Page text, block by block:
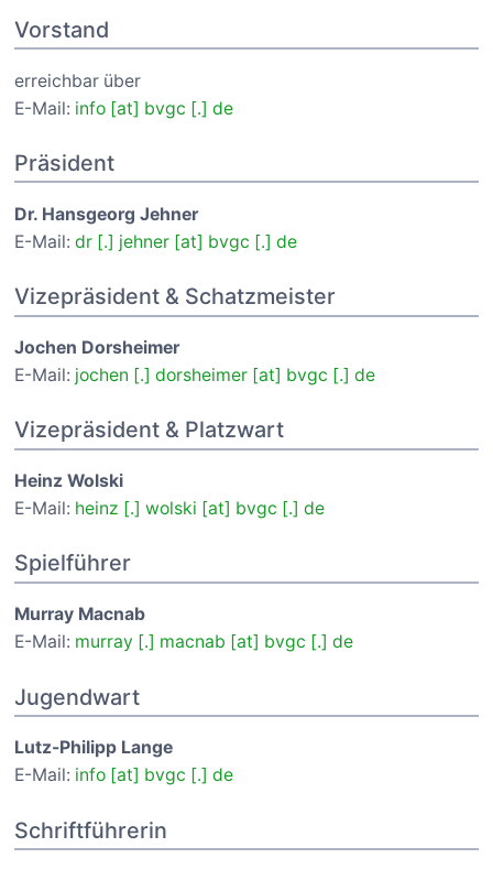
Vorstand
erreichbar über
E-Mail: info [at] bvgc [.] de
Präsident
Dr. Hansgeorg Jehner
E-Mail:dr [.] jehner [at] bvgc [.] de
Vizepräsident & Schatzmeister
Jochen Dorsheimer
E-Mail: jochen [.] dorsheimer [at] bvgc [.] de
Vizepräsident & Platzwart
Heinz Wolski
E-Mail: heinz [.] wolski [at] bvgc [.] de
Spielführer
Murray Macnab
E-Mail: murray [.] macnab [at] bvgc [.] de
Jugendwart
Lutz-Philipp Lange
E-Mail: info [at] bvgc [.] de
Schriftführerin